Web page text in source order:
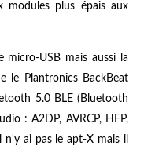
plus épais aux
micro-USB mais aussi la
le Plantronics BackBeat
5.0 BLE (Bluetooth
: A2DP, AVRCP, HFP,
n'y ai pas le apt-X mais il